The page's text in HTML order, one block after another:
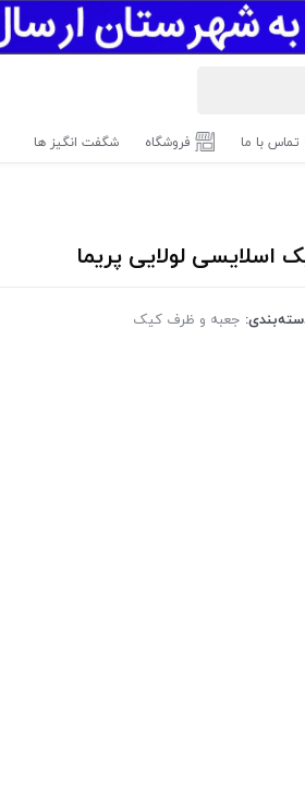
تماس با ما فروشگاه شگفت انگیز ها
لولایی پریما
جعبه و ظرف کیک